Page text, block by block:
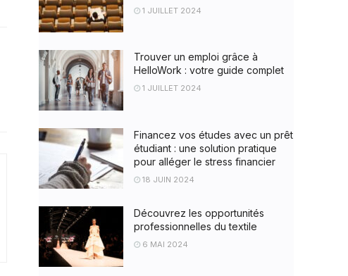
1 JUILLET 2024
Trouver un emploi grâce à
HelloWork : votre guide complet
1 JUILLET 2024
Financez vos études avec un prêt
étudiant : une solution pratique
pour alléger le stress financier
18 JUIN 2024
Découvrez les opportunités
professionnelles du textile
6 MAI 2024